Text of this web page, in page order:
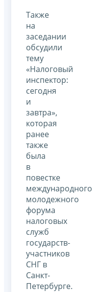
Также
на
заседании
обсудили
тему
«Налоговый
инспектор:
сегодня
и
завтра»,
которая
ранее
также
была
в
повестке
международного
молодежного
форума
налоговых
служб
государств-
участников
СНГ в
Санкт-
Петербурге.